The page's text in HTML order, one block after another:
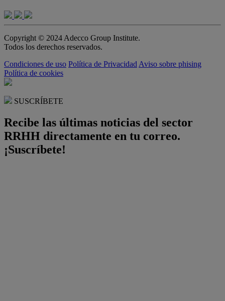
Copyright © 2024 Adecco Group Institute.
Todos los derechos reservados.
Condiciones de uso Política de Privacidad Aviso sobre phising
Política de cookies
SUSCRÍBETE
Recibe las últimas noticias del sector
RRHH directamente en tu correo.
¡Suscríbete!